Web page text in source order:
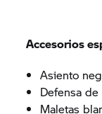
Accesorios
Asiento
Defensa
Maletas